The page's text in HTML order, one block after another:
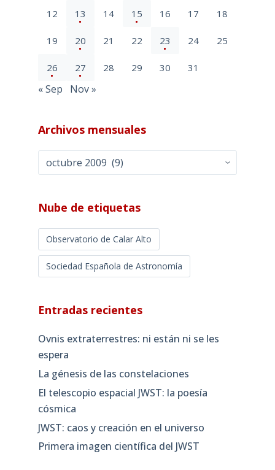
12 13 14 15 16 17 18
19 20 21 22 23 24 25
26 27 28 29 30 31
« Sep Nov »
Archivos mensuales
Archivos
mensuales
Nube de etiquetas
Observatorio de Calar Alto
Sociedad Española de Astronomía
Entradas recientes
Ovnis extraterrestres: ni están ni se les
espera
La génesis de las constelaciones
El telescopio espacial JWST: la poesía
cósmica
JWST: caos y creación en el universo
Primera imagen científica del JWST